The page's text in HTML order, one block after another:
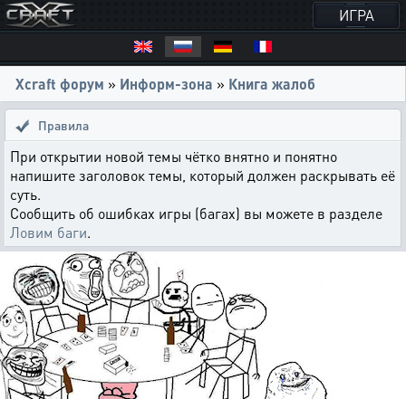
ИГРА
Xcraft форум » Информ-зона » Книга жалоб
Правила
При открытии новой темы чётко внятно и понятно
напишите заголовок темы, который должен раскрывать её
суть.
Сообщить об ошибках игры (багах) вы можете в разделе
Ловим баги.